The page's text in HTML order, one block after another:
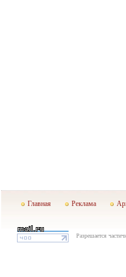
Главная Реклама
Разрешается